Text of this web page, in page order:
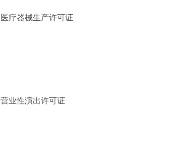
医疗器械生产许可证
营业性演出许可证